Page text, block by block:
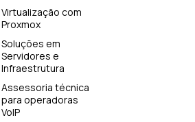
Virtualização com
Proxmox
Soluções em
Servidores e
Infraestrutura
Assessoria técnica
para operadoras
VoIP